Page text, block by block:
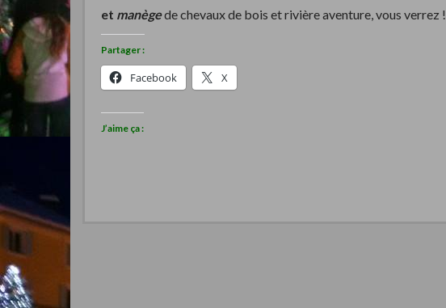
et manègede chevaux de bois et rivière aventure, vous verrez !
Partager :
Facebook X
J’aime ça :